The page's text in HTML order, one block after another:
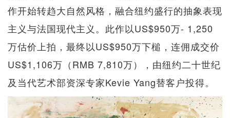
作开始转趋大自然风格，融合纽约盛行的抽象表现
主义与法国现代主义。此作以US$950万- 1,250
万估价上拍，最终以US$950万下槌，连佣成交价
US$1,106万（RMB 7,810万），由纽约二十世纪
及当代艺术部资深专家Kevie Yang替客户投得。